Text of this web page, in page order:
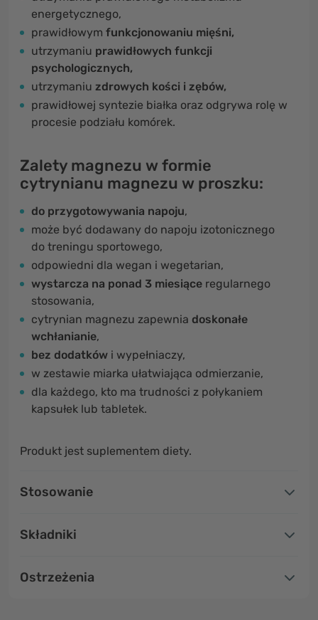
energetycznego,
prawidłowym funkcjonowaniu mięśni,
utrzymaniu prawidłowych funkcji
psychologicznych,
utrzymaniu zdrowych kości i zębów,
prawidłowej syntezie białka oraz odgrywa rolę w
procesie podziału komórek.
Zalety magnezu w formie
cytrynianu magnezu w proszku:
do przygotowywania napoju,
może być dodawany do napoju izotonicznego
do treningu sportowego,
odpowiedni dla wegan i wegetarian,
wystarcza na ponad 3 miesiące regularnego
stosowania,
cytrynian magnezu zapewnia doskonałe
wchłanianie,
bez dodatków i wypełniaczy,
w zestawie miarka ułatwiająca odmierzanie,
dla każdego, kto ma trudności z połykaniem
kapsułek lub tabletek.
Produkt jest suplementem diety.
Stosowanie
Składniki
Ostrzeżenia